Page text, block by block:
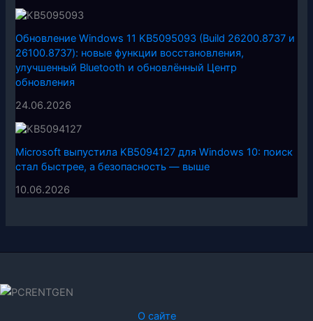
Обновление Windows 11 KB5095093 (Build 26200.8737 и
26100.8737): новые функции восстановления,
улучшенный Bluetooth и обновлённый Центр
обновления
24.06.2026
Microsoft выпустила KB5094127 для Windows 10: поиск
стал быстрее, а безопасность — выше
10.06.2026
О сайте